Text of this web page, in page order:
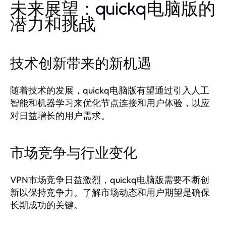
未来展望：quickq电脑版的
潜力和挑战
技术创新带来的新机遇
随着技术的发展，quickq电脑版有望通过引入人工
智能和机器学习来优化节点连接和用户体验，以应
对日益增长的用户需求。
市场竞争与行业变化
VPN市场竞争日益激烈，quickq电脑版需要不断创
新以保持竞争力。了解市场动态和用户期望是确保
长期成功的关键。